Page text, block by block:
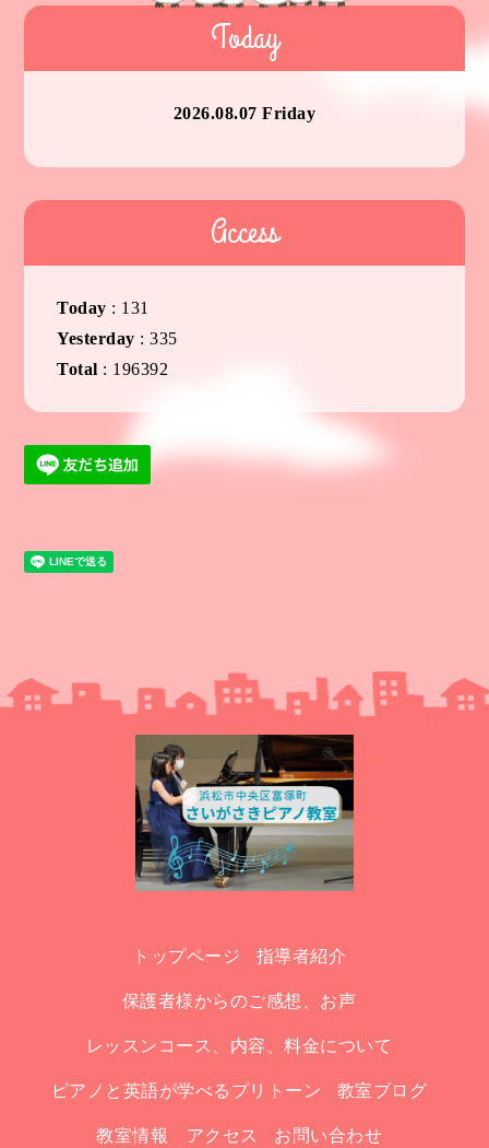
Today
2026.08.07 Friday
Access
Today : 131
Yesterday :335
Total : 196392
トップページ 指導者紹介
保護者様からのご感想、お声
レッスンコース、内容、料金について
ピアノと英語が学べるプリトーン 教室ブログ
教室情報 アクセス お問い合わせ